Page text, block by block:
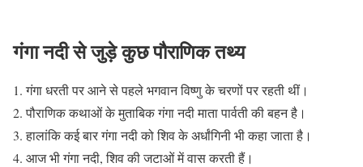
गंगा नदी से जुड़े कुछ पौराणिक तथ्य
गंगा धरती पर आने से पहले भगवान विष्णु के चरणों पर रहती थीं।
पौराणिक कथाओं के मुताबिक गंगा नदी माता पार्वती की बहन है।
हालांकि कई बार गंगा नदी को शिव के अर्धांगिनी भी कहा जाता है।
आज भी गंगा नदी, शिव की जटाओं में वास करती हैं।